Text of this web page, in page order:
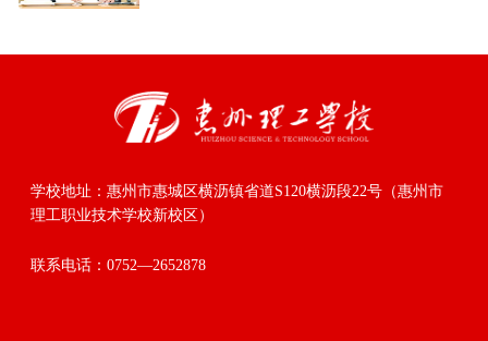
学校地址：惠州市惠城区横沥镇省道S120横沥段22号（惠州市
理工职业技术学校新校区）
联系电话：0752—2652878